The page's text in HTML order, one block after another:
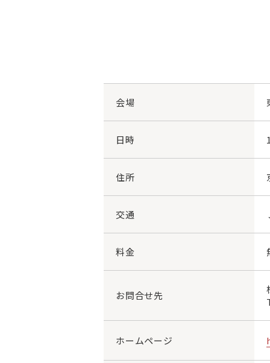
会場
日時
住所
交通
料金
お問合せ先
ホームページ